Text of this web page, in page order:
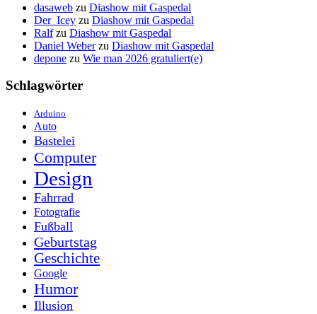
dasaweb zu Diashow mit Gaspedal
Der_Icey zu Diashow mit Gaspedal
Ralfzu Diashow mit Gaspedal
Daniel Weberzu Diashow mit Gaspedal
depone zu Wie man 2026 gratuliert(e)
Schlagwörter
Arduino
Auto
Bastelei
Computer
Design
Fahrrad
Fotografie
Fußball
Geburtstag
Geschichte
Google
Humor
Illusion